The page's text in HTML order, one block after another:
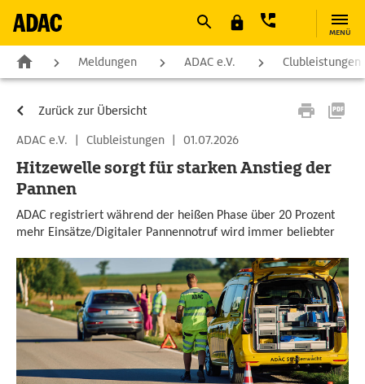
MENÜ
Meldungen ADAC e.V. Clubleistungen
Zurück zur Übersicht
ADAC e.V.
| Clubleistungen | 01.07.2026
Hitzewelle sorgt für starken Anstieg der
Pannen
ADAC registriert während der heißen Phase über 20 Prozent
mehr Einsätze/Digitaler Pannennotruf wird immer beliebter